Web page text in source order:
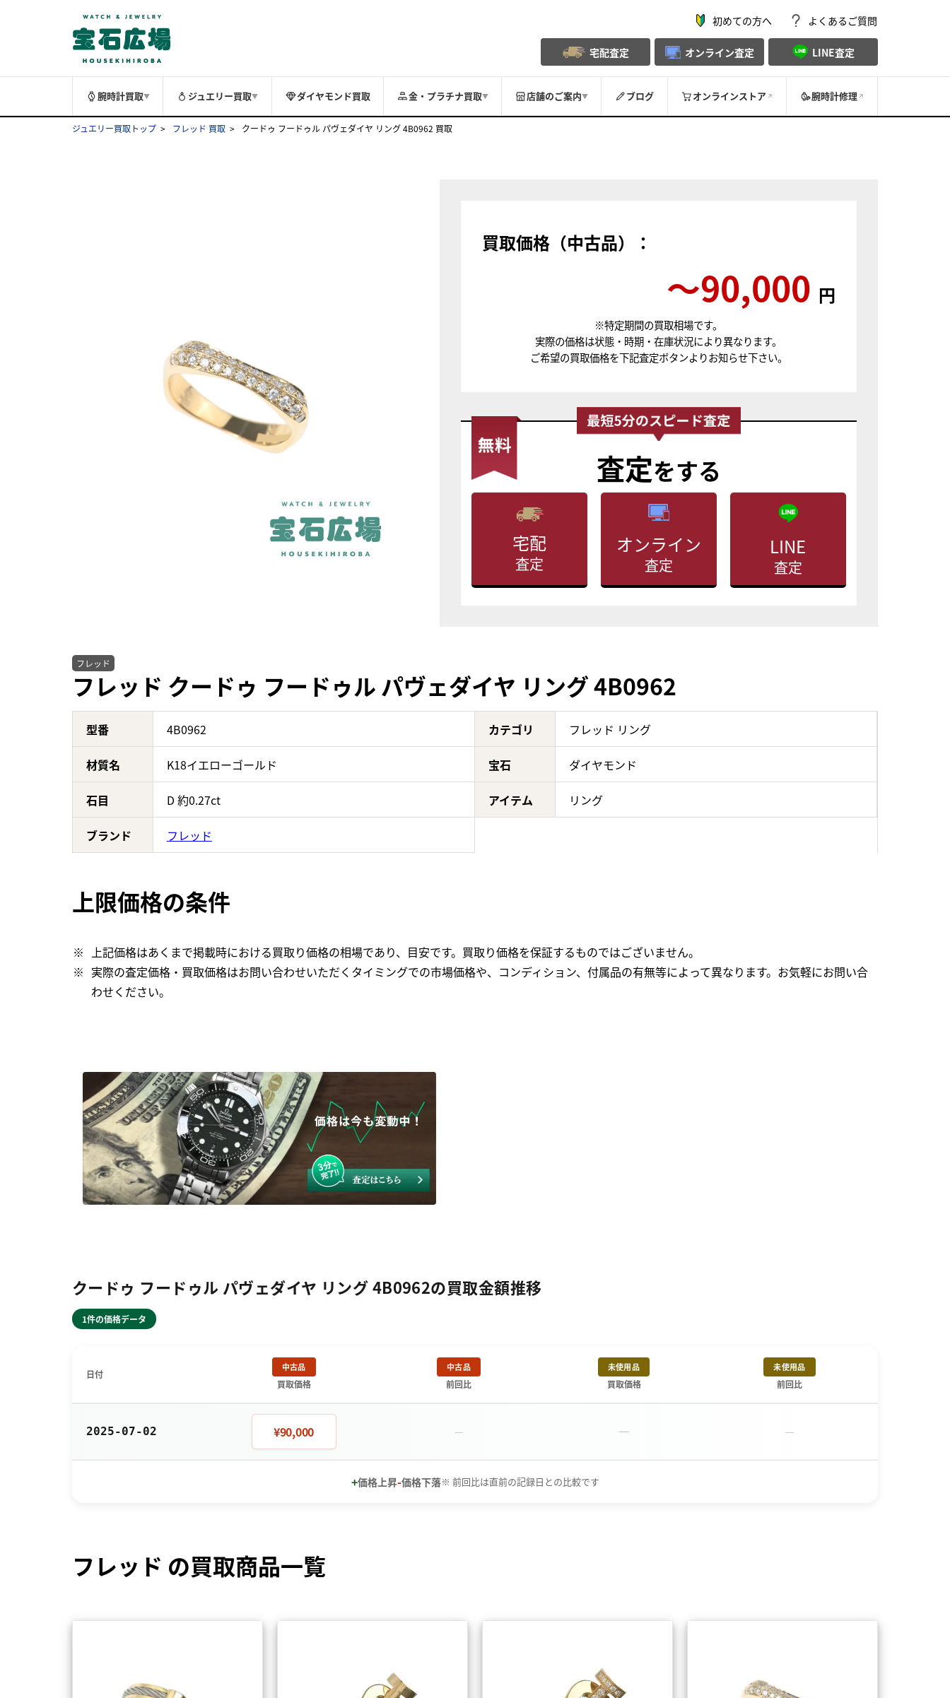
初めての方へ よくあるご質問
宅配査定 オンライン査定 LINE査定
腕時計買取▼ ジュエリー買取▼ ダイヤモンド買取 金・プラチナ買取▼ 店舗のご案内▼ ブログ オンラインストア 腕時計修理
ジュエリー買取トップ フレッド 買取 クードゥ フードゥル パヴェダイヤ リング 4B0962 買取
買取価格（中古品）：
〜90,000 円
※特定期間の買取相場です。
実際の価格は状態・時期・在庫状況により異なります。
ご希望の買取価格を下記査定ボタンよりお知らせ下さい。
査定をする
宅配
査定
オンライン
査定
LINE
査定
フレッド
フレッド クードゥ フードゥル パヴェダイヤ リング 4B0962
型番 4B0962 カテゴリ フレッド リング
材質名 K18イエローゴールド 宝石 ダイヤモンド
石目 D 約0.27ct アイテム リング
ブランド フレッド
上限価格の条件
上記価格はあくまで掲載時における買取り価格の相場であり、目安です。買取り価格を保証するものではございません。
実際の査定価格・買取価格はお問い合わせいただくタイミングでの市場価格や、コンディション、付属品の有無等によって異なります。お気軽にお問い合
わせください。
クードゥ フードゥル パヴェダイヤ リング 4B0962の買取金額推移
1件の価格データ
日付
中古品
買取価格
中古品
前回比
未使用品
買取価格
未使用品
前回比
2025-07-02 ¥90,000 － － －
+価格上昇-価格下落※ 前回比は直前の記録日との比較です
フレッド の買取商品一覧